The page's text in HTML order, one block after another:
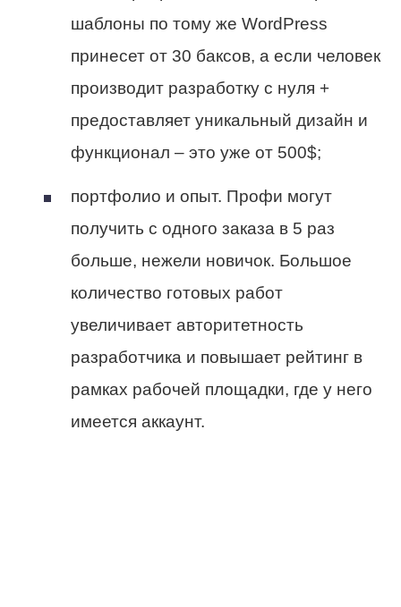
шаблоны по тому же WordPress
принесет от 30 баксов, а если человек
производит разработку с нуля +
предоставляет уникальный дизайн и
функционал – это уже от 500$;
портфолио и опыт. Профи могут
получить с одного заказа в 5 раз
больше, нежели новичок. Большое
количество готовых работ
увеличивает авторитетность
разработчика и повышает рейтинг в
рамках рабочей площадки, где у него
имеется аккаунт.